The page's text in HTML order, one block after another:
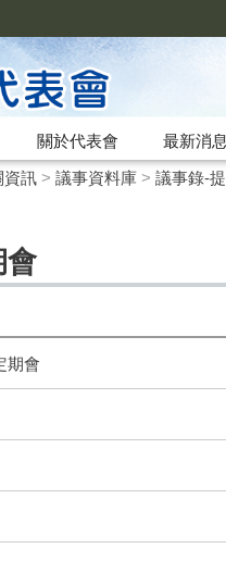
關於代表會 最新消息
資訊> 議事資料庫> 議事錄-
會
期會